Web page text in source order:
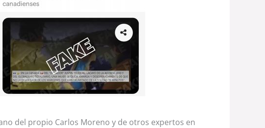
del propio Carlos Moreno y de otros expertos en